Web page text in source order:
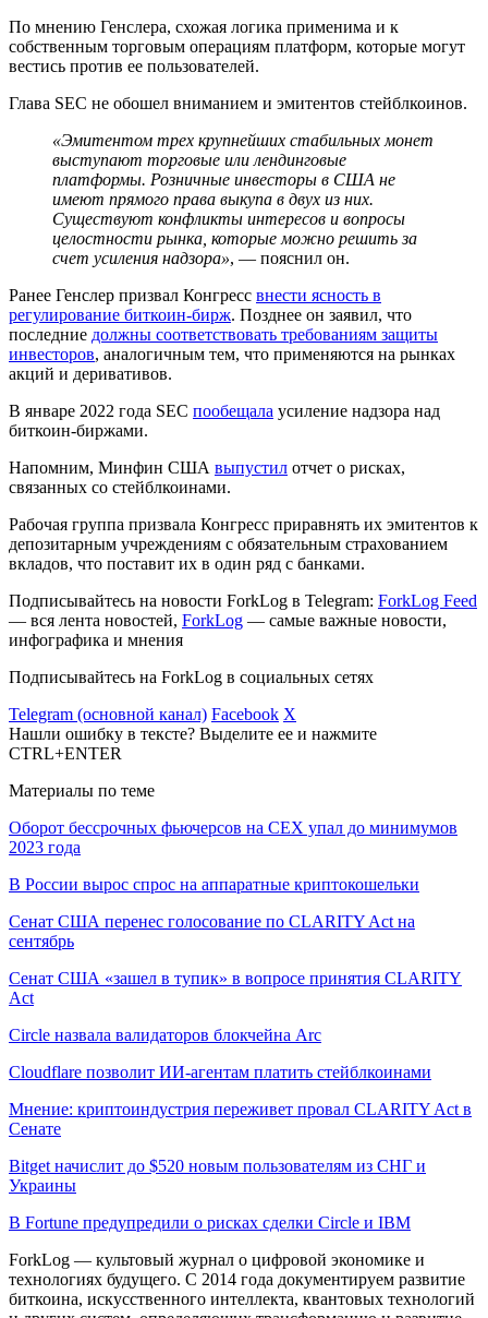
По мнению Генслера, схожая логика применима и к
собственным торговым операциям платформ, которые могут
вестись против ее пользователей.
Глава SEC не обошел вниманием и эмитентов стейблкоинов.
«Эмитентом трех крупнейших стабильных монет
выступают торговые или лендинговые
платформы. Розничные инвесторы в США не
имеют прямого права выкупа в двух из них.
Существуют конфликты интересов и вопросы
целостности рынка, которые можно решить за
счет усиления надзора», — пояснил он.
Ранее Генслер призвал Конгресс внести ясность в
регулирование биткоин-бирж. Позднее он заявил, что
последние должны соответствовать требованиям защиты
инвесторов, аналогичным тем, что применяются на рынках
акций и деривативов.
В январе 2022 года SEC пообещала усиление надзора над
биткоин-биржами.
Напомним, Минфин США выпустил отчет о рисках,
связанных со стейблкоинами.
Рабочая группа призвала Конгресс приравнять их эмитентов к
депозитарным учреждениям с обязательным страхованием
вкладов, что поставит их в один ряд с банками.
Подписывайтесь на новости ForkLog в Telegram: ForkLog Feed
— вся лента новостей, ForkLog — самые важные новости,
инфографика и мнения
Подписывайтесь на ForkLog в социальных сетях
Telegram (основной канал) Facebook X
Нашли ошибку в тексте? Выделите ее и нажмите
CTRL+ENTER
Материалы по теме
Оборот бессрочных фьючерсов на CEX упал до минимумов
2023 года
В России вырос спрос на аппаратные криптокошельки
Сенат США перенес голосование по CLARITY Act на
сентябрь
Сенат США «зашел в тупик» в вопросе принятия CLARITY
Act
Circle назвала валидаторов блокчейна Arc
Cloudflare позволит ИИ-агентам платить стейблкоинами
Мнение: криптоиндустрия переживет провал CLARITY Act в
Сенате
Bitget начислит до $520 новым пользователям из СНГ и
Украины
В Fortune предупредили о рисках сделки Circle и IBM
ForkLog — культовый журнал о цифровой экономике и
технологиях будущего. С 2014 года документируем развитие
биткоина, искусственного интеллекта, квантовых технологий